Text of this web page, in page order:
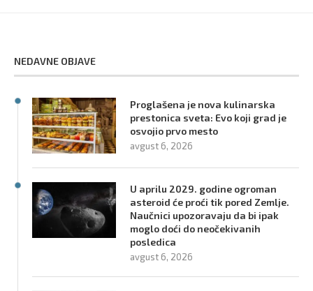
NEDAVNE OBJAVE
Proglašena je nova kulinarska
prestonica sveta: Evo koji grad je
osvojio prvo mesto
avgust 6, 2026
U aprilu 2029. godine ogroman
asteroid će proći tik pored Zemlje.
Naučnici upozoravaju da bi ipak
moglo doći do neočekivanih
posledica
avgust 6, 2026